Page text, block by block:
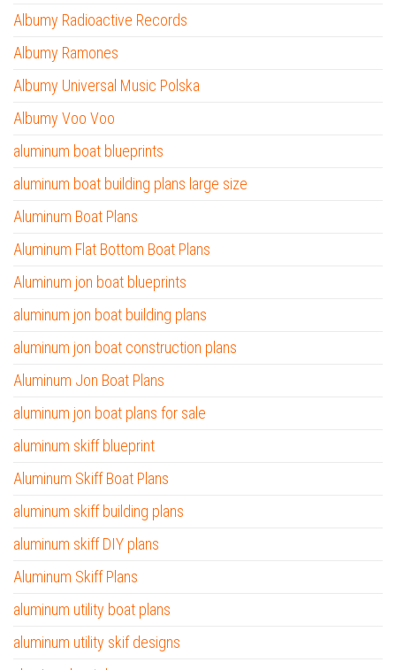
Albumy Radioactive Records
Albumy Ramones
Albumy Universal Music Polska
Albumy Voo Voo
aluminum boat blueprints
aluminum boat building plans large size
Aluminum Boat Plans
Aluminum Flat Bottom Boat Plans
Aluminum jon boat blueprints
aluminum jon boat building plans
aluminum jon boat construction plans
Aluminum Jon Boat Plans
aluminum jon boat plans for sale
aluminum skiff blueprint
Aluminum Skiff Boat Plans
aluminum skiff building plans
aluminum skiff DIY plans
Aluminum Skiff Plans
aluminum utility boat plans
aluminum utility skif designs